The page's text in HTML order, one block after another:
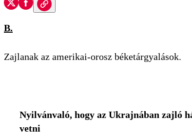
B.
Zajlanak az amerikai-orosz béketárgyalások.
Nyilvánvaló, hogy az Ukrajnában zajló
vetni